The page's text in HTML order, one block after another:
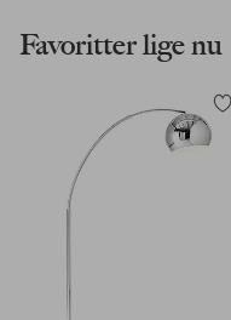
Favoritter lige nu
Tilføj
til